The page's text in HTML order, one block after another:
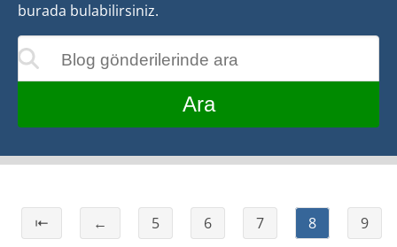
burada bulabilirsiniz.
Blog gönderilerinde ara
güncellenecektir
Ara
⇤ ← 5 6 7 8 9